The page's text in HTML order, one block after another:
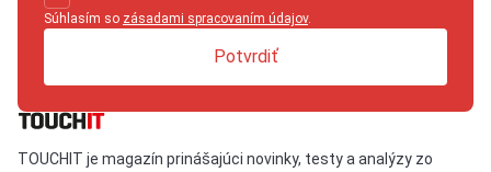
Súhlasím so zásadami spracovaním údajov.
Potvrdiť
TOUCHIT je magazín prinášajúci novinky, testy a analýzy zo